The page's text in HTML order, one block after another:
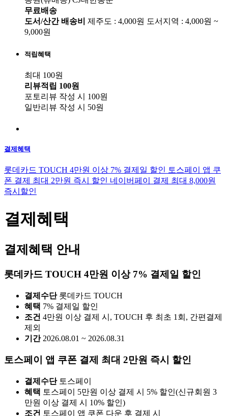
무료배송
도서/산간 배송비 제주도 : 4,000원 도서지역 : 4,000원 ~
9,000원
적립혜택
최대 100원
리뷰적립 100원
포토리뷰 작성 시
100원
일반리뷰 작성 시
50원
결제혜택
롯데카드 TOUCH 4만원 이상 7% 결제일 할인 토스페이 앱 쿠
폰 결제 최대 2만원 즉시 할인 네이버페이 결제 최대 8,000원
즉시할인
결제혜택
결제혜택 안내
롯데카드 TOUCH 4만원 이상 7% 결제일 할인
결제수단 롯데카드 TOUCH
혜택 7% 결제일 할인
조건 4만원 이상 결제 시, TOUCH 후 최초 1회, 간편결제
제외
기간 2026.08.01 ~ 2026.08.31
토스페이 앱 쿠폰 결제 최대 2만원 즉시 할인
결제수단 토스페이
혜택 토스페이 5만원 이상 결제 시 5% 할인(신규회원 3
만원 이상 결제 시 10% 할인)
조건 토스페이 앱 쿠폰 다운 후 결제 시